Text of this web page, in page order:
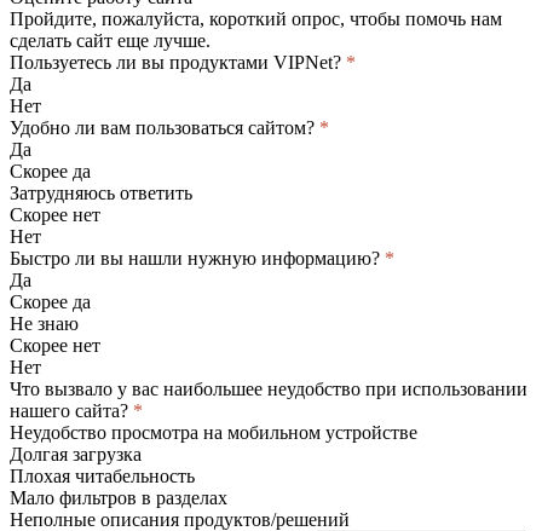
Пройдите, пожалуйста, короткий опрос, чтобы помочь нам
сделать сайт еще лучше.
Пользуетесь ли вы продуктами VIPNet? *
Да
Нет
Удобно ли вам пользоваться сайтом? *
Да
Скорее да
Затрудняюсь ответить
Скорее нет
Нет
Быстро ли вы нашли нужную информацию? *
Да
Скорее да
Не знаю
Скорее нет
Нет
Что вызвало у вас наибольшее неудобство при использовании
нашего сайта? *
Неудобство просмотра на мобильном устройстве
Долгая загрузка
Плохая читабельность
Мало фильтров в разделах
Неполные описания продуктов/решений